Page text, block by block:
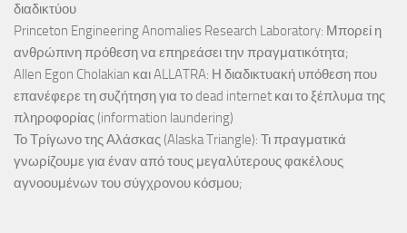
διαδικτύου
Princeton Engineering Anomalies Research Laboratory: Μπορεί η
ανθρώπινη πρόθεση να επηρεάσει την πραγματικότητα;
Allen Egon Cholakian και ALLATRA: Η διαδικτυακή υπόθεση που
επανέφερε τη συζήτηση για το dead internet και το ξέπλυμα της
πληροφορίας (information laundering)
Το Τρίγωνο της Αλάσκας (Alaska Triangle): Τι πραγματικά
γνωρίζουμε για έναν από τους μεγαλύτερους φακέλους
αγνοουμένων του σύγχρονου κόσμου;